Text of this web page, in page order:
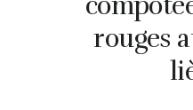
rouges